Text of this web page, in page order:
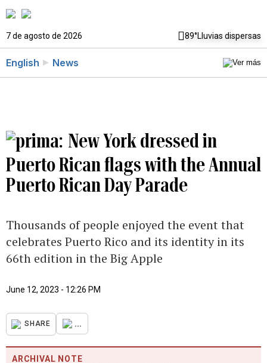
7 de agosto de 2026 89°Lluvias dispersas
English News
New York dressed in
Puerto Rican flags with the Annual
Puerto Rican Day Parade
Thousands of people enjoyed the event that
celebrates Puerto Rico and its identity in its
66th edition in the Big Apple
June 12, 2023 - 12:26 PM
SHARE ...
ARCHIVAL NOTE